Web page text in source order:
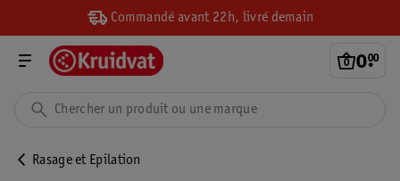
Commandé avant 22h, livré demain
0.
00
Rasage et Epilation